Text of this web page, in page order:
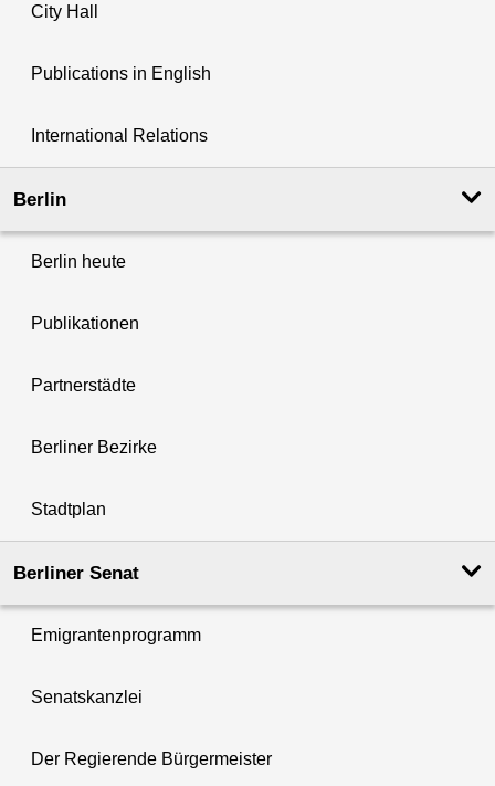
City Hall
Publications in English
International Relations
Berlin
Berlin heute
Publikationen
Partnerstädte
Berliner Bezirke
Stadtplan
Berliner Senat
Emigrantenprogramm
Senatskanzlei
Der Regierende Bürgermeister